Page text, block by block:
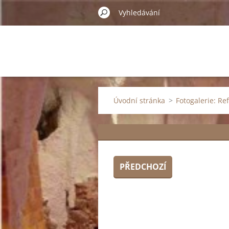
Úvodní stránka > Fotogalerie:
PŘEDCHOZÍ